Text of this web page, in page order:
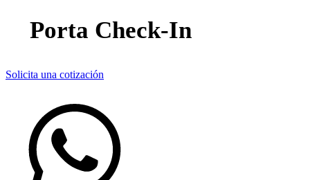
Porta Check-In
Solicita una cotización